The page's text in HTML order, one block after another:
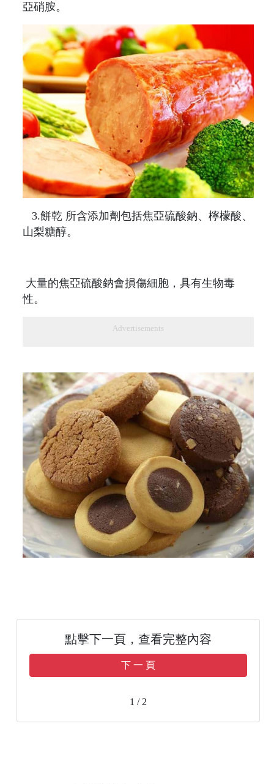
亞硝胺。
3.餅乾 所含添加劑包括焦亞硫酸鈉、檸檬酸、
山梨糖醇。
大量的焦亞硫酸鈉會損傷細胞，具有生物毒
性。
Advertisements
點擊下一頁，查看完整內容
下 一 頁
1 / 2